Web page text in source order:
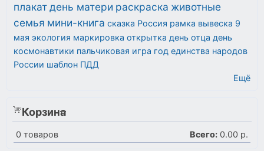
плакатдень матери раскраска животные
семья мини-книга сказка Россия рамка вывеска 9
мая экология маркировка открытка день отца день
космонавтики пальчиковая игра год единства народов
России шаблон ПДД
Ещё
Корзина
0 товаров Всего: 0.00 р.